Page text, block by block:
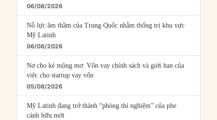
06/08/2026
Nỗ lực âm thầm của Trung Quốc nhằm thống trị khu vực
Mỹ Latinh
06/08/2026
Nợ cho kẻ mộng mơ: Vốn vay chính sách và giới hạn của
việc cho startup vay vốn
05/08/2026
Mỹ Latinh đang trở thành “phòng thí nghiệm” của phe
cánh hữu mới